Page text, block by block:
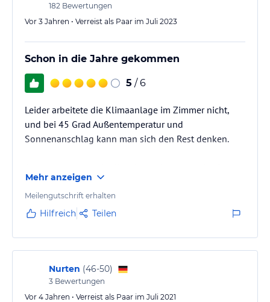
182 Bewertungen
Vor 3 Jahren • Verreist als Paar im Juli 2023
Schon in die Jahre gekommen
5 / 6
Leider arbeitete die Klimaanlage im Zimmer nicht,
und bei 45 Grad Außentemperatur und
Sonnenanschlag kann man sich den Rest denken.
liegt direkt neben den Gesteig bzw Straße, also auch
nicht ideal um zu relaxen.
Strandpromenade. Geschäfte in unmittelbarer
Umgebung.
Mehr anzeigen
Meilengutschrift erhalten
Hilfreich Teilen
Nurten (46-50)
3 Bewertungen
Vor 4 Jahren • Verreist als Paar im Juli 2021